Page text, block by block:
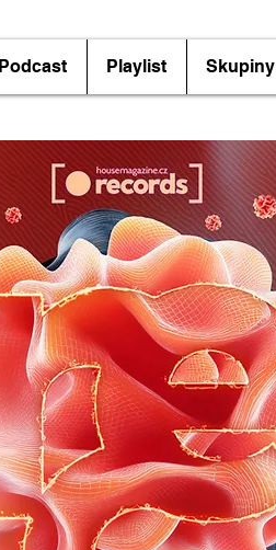
Podcast Playlist Skupiny